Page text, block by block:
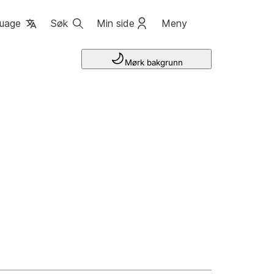
Søk Min side Meny
Mørk bakgrunn